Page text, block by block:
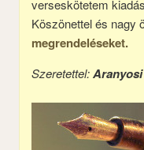
verseskötetem
Köszönettel és nagy
megrendeléseket.
Szeretettel: